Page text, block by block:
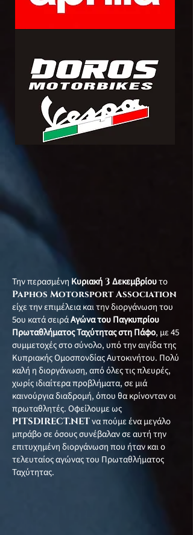
Την περασμένη Κυριακή3Δεκεμβρίουτο
Paphos Motorsport Association
είχε την επιμέλεια και την διοργάνωση του
5ου κατά σειράΑγώνα του Παγκυπρίου
Πρωταθλήματος Ταχύτητας στη Πάφο, με 45
συμμετοχές στο σύνολο, υπό την αιγίδα της
Κυπριακής Ομοσπονδίας Αυτοκινήτου. Πολύ
καλή η διοργάνωση, από όλες τις πλευρές,
χωρίς ιδιαίτερα προβλήματα, σε μιά
καινούργια διαδρομή, όπου θα κρίνονταν οι
πρωταθλητές. Οφείλουμε ως
PITSDIRECT.NETνα πούμε ένα μεγάλο
μπράβο σε όσους συνέβαλαν σε αυτή την
επιτυχημένη διοργάνωση που ήταν και ο
τελευταίος αγώνας του Πρωταθλήματος
Ταχύτητας.